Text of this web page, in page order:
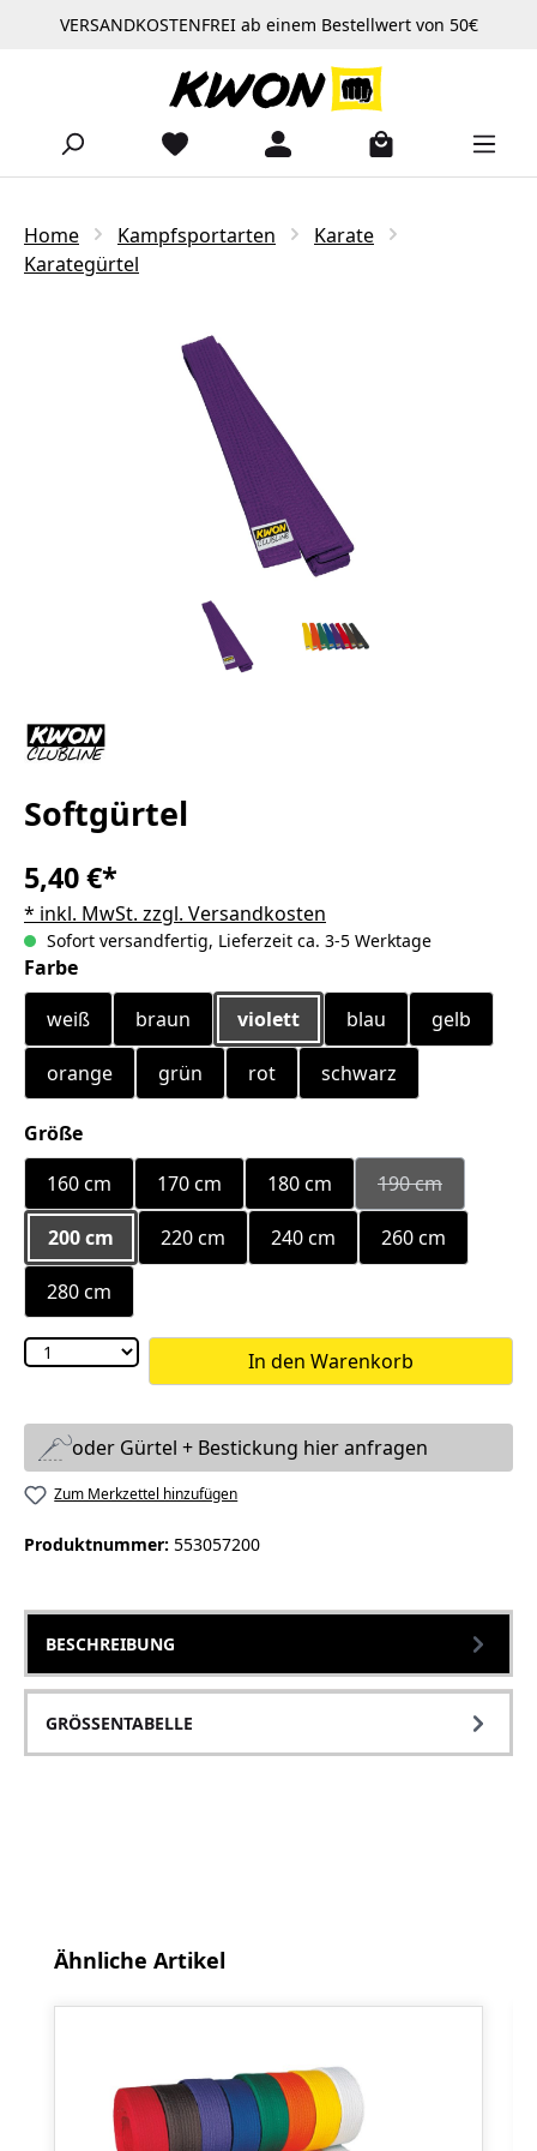
Zum Hauptinhalt springen
VERSANDKOSTENFREI ab einem Bestellwert von 50€
Home Kampfsportarten
Karate
Karategürtel
Bildergalerie überspringen
Softgürtel
5,40 €*
* inkl. MwSt. zzgl. Versandkosten
Sofort versandfertig, Lieferzeit ca. 3-5 Werktage
Farbeauswählen
weiß
braun violett blau gelb
orange grün rot schwarz
Größeauswählen
160 cm
170 cm 180 cm 190 cm(Diese Option
200 cm 220 cm 240 cm 260 cm
280 cm
In den Warenkorb
oder Gürtel + Bestickung hier anfragen
Zum Merkzettel hinzufügen
Produktnummer: 553057200
BESCHREIBUNG
GRÖSSENTABELLE
Produktgalerie überspringen
Ähnliche Artikel